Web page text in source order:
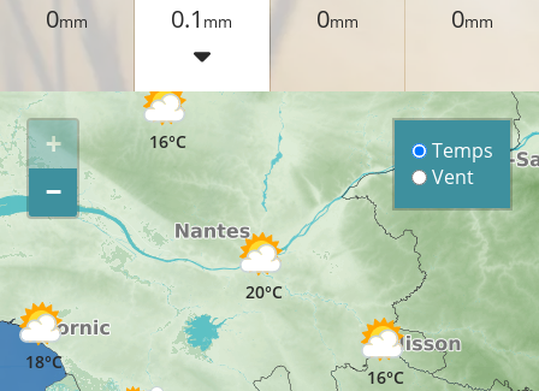
0mm
0.1 mm
0mm
0mm
16°C
16°C
16°C
20°C
18°C
+
−
Temps
Vent